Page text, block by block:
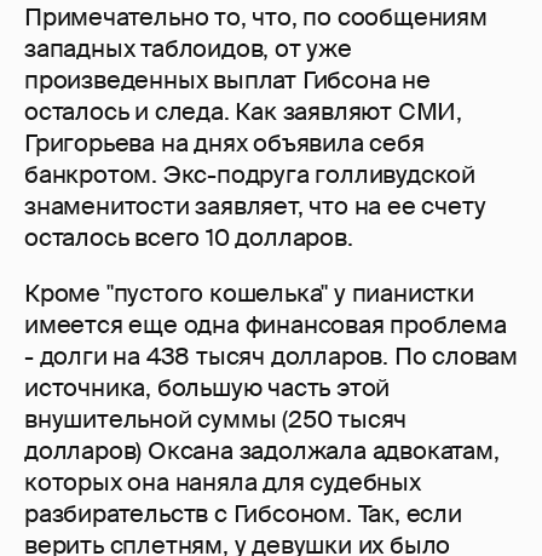
Примечательно то, что, по сообщениям
западных таблоидов, от уже
произведенных выплат Гибсона не
осталось и следа. Как заявляют СМИ,
Григорьева на днях объявила себя
банкротом. Экс-подруга голливудской
знаменитости заявляет, что на ее счету
осталось всего 10 долларов.
Кроме "пустого кошелька" у пианистки
имеется еще одна финансовая проблема
- долги на 438 тысяч долларов. По словам
источника, большую часть этой
внушительной суммы (250 тысяч
долларов) Оксана задолжала адвокатам,
которых она наняла для судебных
разбирательств с Гибсоном. Так, если
верить сплетням, у девушки их было